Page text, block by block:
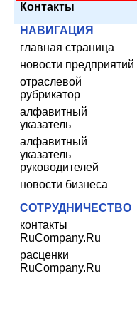
Контакты
НАВИГАЦИЯ
главная страница
новости предприятий
отраслевой
рубрикатор
алфавитный
указатель
алфавитный
указатель
руководителей
новости бизнеса
СОТРУДНИЧЕСТВО
контакты
RuCompany.Ru
расценки
RuCompany.Ru